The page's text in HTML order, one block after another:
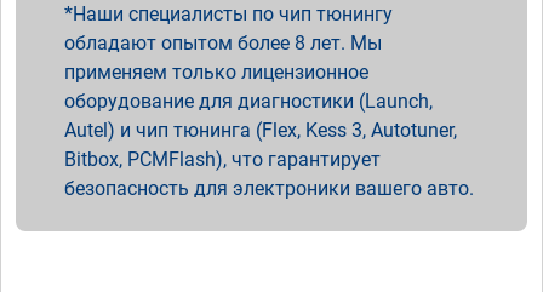
Наши специалисты по чип тюнингу
обладают опытом более 8 лет. Мы
применяем только лицензионное
оборудование для диагностики (Launch,
Autel) и чип тюнинга (Flex, Kess 3, Autotuner,
Bitbox, PCMFlash), что гарантирует
безопасность для электроники вашего авто.